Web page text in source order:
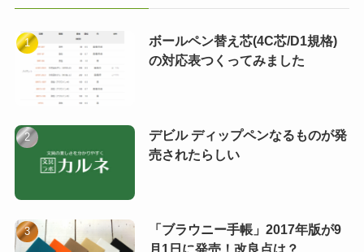
ボールペン替え芯(4C芯/D1規格)
の対応表つくってみました
デビル ディップペンなるものが発
売されたらしい
「ブラウニー手帳」2017年版が9
月1日に発売！改良点は？